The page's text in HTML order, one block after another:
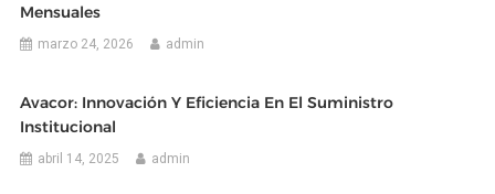
Mensuales
marzo 24, 2026 admin
Avacor: Innovación Y Eficiencia En El Suministro
Institucional
abril 14, 2025 admin